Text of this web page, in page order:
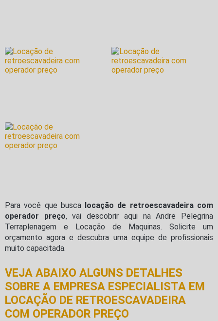
Para você que busca locação de retroescavadeira com
operador preço, vai descobrir aqui na Andre Pelegrina
Terraplenagem e Locação de Maquinas. Solicite um
orçamento agora e descubra uma equipe de profissionais
muito capacitada.
VEJA ABAIXO ALGUNS DETALHES
SOBRE A EMPRESA ESPECIALISTA EM
LOCAÇÃO DE RETROESCAVADEIRA
COM OPERADOR PREÇO